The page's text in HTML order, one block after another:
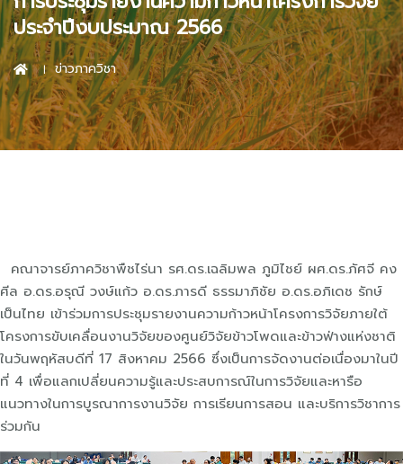
ประจำปีงบประมาณ 2566
ข่าวภาควิชา
คณาจารย์ภาควิชาพืชไร่นา รศ.ดร.เฉลิมพล ภูมิไชย์ ผศ.ดร.ภัศจี คง
ศีล อ.ดร.อรุณี วงษ์แก้ว อ.ดร.ภารดี ธรรมาภิชัย อ.ดร.อภิเดช รักษ์
เป็นไทย เข้าร่วมการประชุมรายงานความก้าวหน้าโครงการวิจัยภายใต้
โครงการขับเคลื่อนงานวิจัยของศูนย์วิจัยข้าวโพดและข้าวฟ่างแห่งชาติ
ในวันพฤหัสบดีที่ 17 สิงหาคม 2566 ซึ่งเป็นการจัดงานต่อเนื่องมาในปี
ที่ 4 เพื่อแลกเปลี่ยนความรู้และประสบการณ์ในการวิจัยและหารือ
แนวทางในการบูรณาการงานวิจัย การเรียนการสอน และบริการวิชาการ
ร่วมกัน